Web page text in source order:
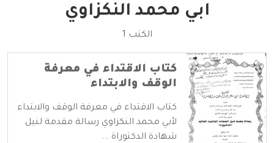
ابي محمد النكزاوي
الكتب 1
كتاب الاقتداء في معرفة
الوقف والابتداء
كتاب الاقتداء في معرفة الوقف والابتداء
لأبي محمد النكزاوي رسالة مقدمة لنيل
شهادة الدكتوراة ...